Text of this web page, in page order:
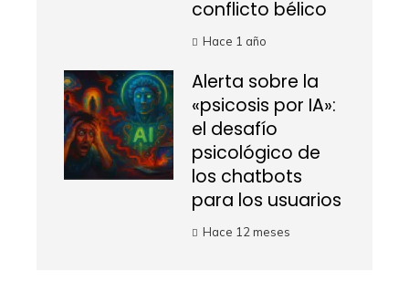
conflicto bélico
Hace 1 año
Alerta sobre la
«psicosis por IA»:
el desafío
psicológico de
los chatbots
para los usuarios
Hace 12 meses